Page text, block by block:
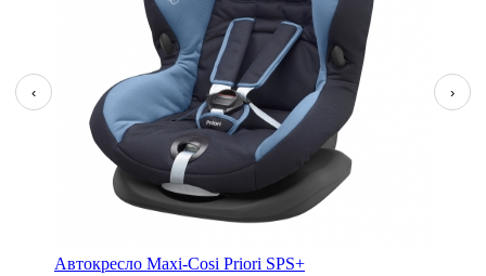
‹ ›
Автокресло Maxi-Cosi Priori SPS+